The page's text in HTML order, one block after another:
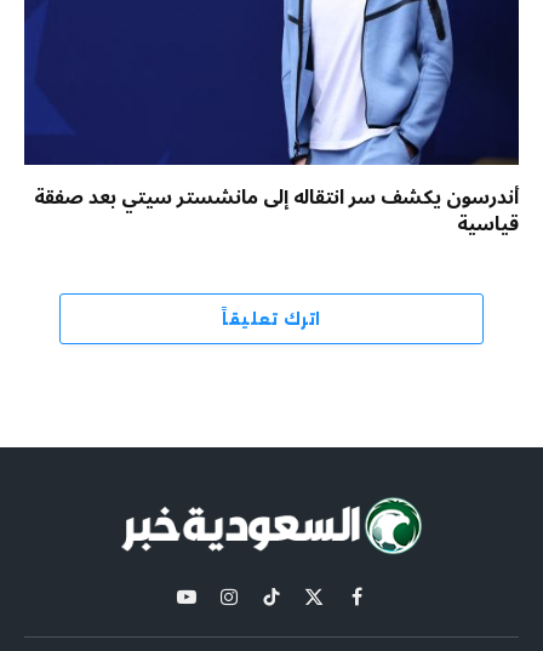
أندرسون يكشف سر انتقاله إلى مانشستر سيتي بعد صفقة
قياسية
اترك تعليقاً
فيسبوك
X
(Twitter)
تيكتوكالانستغراميوتيوب